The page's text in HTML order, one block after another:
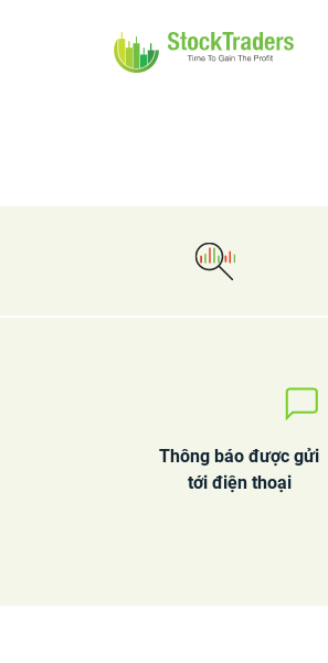
Thông báo được gửi
tới điện thoại